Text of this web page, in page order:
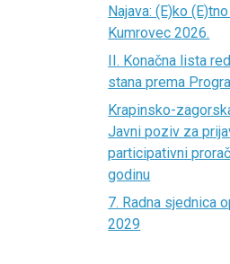
Najava: (E)ko
Kumrovec 2026.
II. Konačna lista
stana prema
Krapinsko-
Javni poziv za
participativni
godinu
7. Radna sjednica
2029